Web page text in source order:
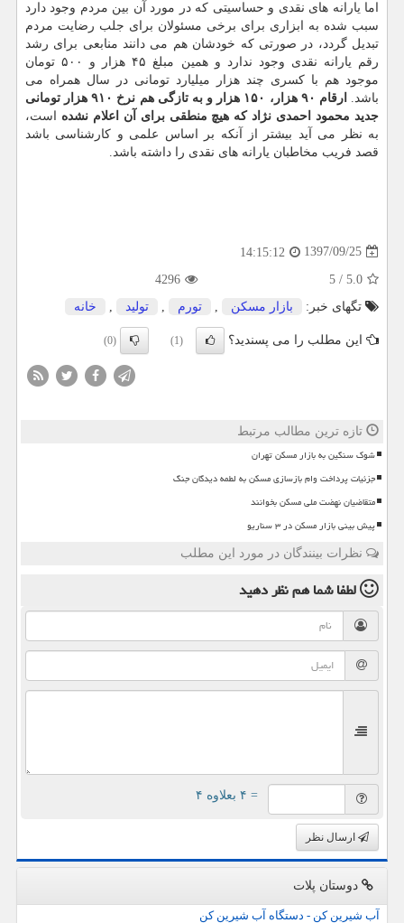
اما یارانه های نقدی و حساسیتی كه در مورد آن بین مردم وجود دارد
سبب شده به ابزاری برای برخی مسئولان برای جلب رضایت مردم
تبدیل گردد، در صورتی كه خودشان هم می دانند منابعی برای رشد
رقم یارانه نقدی وجود ندارد و همین مبلغ ۴۵ هزار و ۵۰۰ تومان
موجود هم با كسری چند هزار میلیارد تومانی در سال همراه می
باشد.
ارقام ۹۰ هزار، ۱۵۰ هزار و به تازگی هم نرخ ۹۱۰ هزار تومانی
جدید محمود احمدی نژاد كه هیچ منطقی برای آن اعلام نشده است،
به نظر می آید بیشتر از آنكه بر اساس علمی و كارشناسی باشد
قصد فریب مخاطبان یارانه های نقدی را داشته باشد.
1397/09/25
14:15:12
5.0
/
5
4296
تگهای خبر:
بازار مسكن تورم تولید خانه
این مطلب را می پسندید؟ (1)
(0)
تازه ترین مطالب مرتبط
شوک سنگین به بازار مسکن تهران
جزئیات پرداخت وام بازسازی مسکن به لطمه دیدگان جنگ
متقاضیان نهضت ملی مسکن بخوانند
پیش بینی بازار مسکن در ۳ سناریو
نظرات بینندگان در مورد این مطلب
لطفا شما همنظر دهید
= ۴ بعلاوه ۴
ارسال نظر
دوستان پلات
آب شیرین کن - دستگاه آب شیرین کن